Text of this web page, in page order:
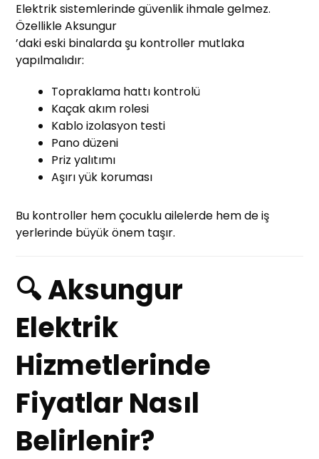
Elektrik sistemlerinde güvenlik ihmale gelmez.
Özellikle Aksungur
’daki eski binalarda şu kontroller mutlaka
yapılmalıdır:
Topraklama hattı kontrolü
Kaçak akım rolesi
Kablo izolasyon testi
Pano düzeni
Priz yalıtımı
Aşırı yük koruması
Bu kontroller hem çocuklu ailelerde hem de iş
yerlerinde büyük önem taşır.
🔍 Aksungur
Elektrik
Hizmetlerinde
Fiyatlar Nasıl
Belirlenir?